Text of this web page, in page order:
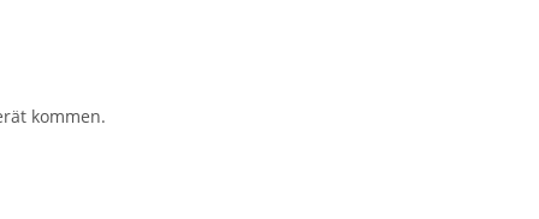
kommen.